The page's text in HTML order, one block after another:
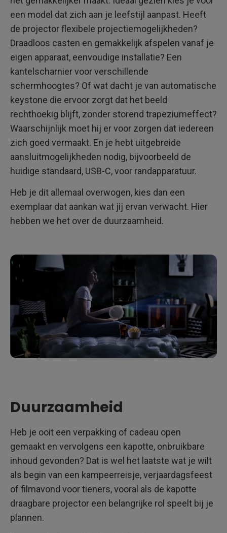
een model dat zich aan je leefstijl aanpast. Heeft
de projector flexibele projectiemogelijkheden?
Draadloos casten en gemakkelijk afspelen vanaf je
eigen apparaat, eenvoudige installatie? Een
kantelscharnier voor verschillende
schermhoogtes? Of wat dacht je van automatische
keystone die ervoor zorgt dat het beeld
rechthoekig blijft, zonder storend trapeziumeffect?
Waarschijnlijk moet hij er voor zorgen dat iedereen
zich goed vermaakt. En je hebt uitgebreide
aansluitmogelijkheden nodig, bijvoorbeeld de
huidige standaard, USB-C, voor randapparatuur.
Heb je dit allemaal overwogen, kies dan een
exemplaar dat aankan wat jij ervan verwacht. Hier
hebben we het over de duurzaamheid.
Duurzaamheid
Heb je ooit een verpakking of cadeau open
gemaakt en vervolgens een kapotte, onbruikbare
inhoud gevonden? Dat is wel het laatste wat je wilt
als begin van een kampeerreisje, verjaardagsfeest
of filmavond voor tieners, vooral als de kapotte
draagbare projector een belangrijke rol speelt bij je
plannen.